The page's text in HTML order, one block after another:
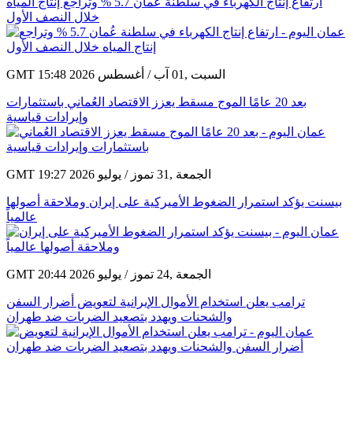
GMT 21:11 2026 الثلاثاء ,04 آب / أغسطس
ارتفاع إنتاج الكهرباء في سلطنة عُمان 5.7 % وتراجع إنتاج المياه
خلال النصف الأول
GMT 15:48 2026 السبت ,01 آب / أغسطس
بعد 20 عامًا الموج مسقط يعزز الاقتصاد العُماني باستثمارات
وإيرادات قياسية
GMT 19:27 2026 الجمعة ,31 تموز / يوليو
بيسنت يؤكد استمرار الضغوط الأميركية على إيران وملاحقة أصولها
عالمياً
GMT 20:44 2026 الجمعة ,24 تموز / يوليو
ترامب يعلن استخدام الأموال الإيرانية لتعويض أضرار السفن
والشحنات ويهدد بتصعيد الضربات ضد طهران